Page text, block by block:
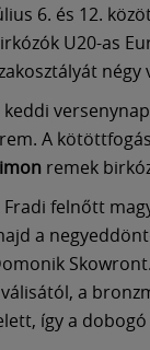
6. és 12.
U20-as
négy
keddi
A
remek
Fradi felnőtt
a
a
így a